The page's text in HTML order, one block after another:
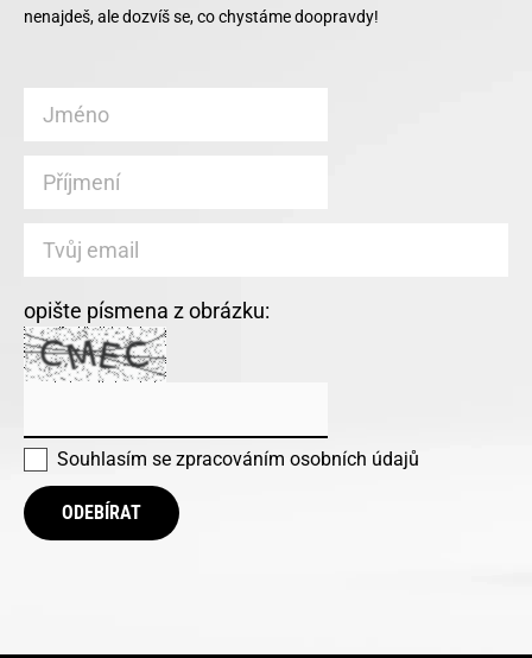
nenajdeš, ale dozvíš se, co chystáme doopravdy!
opište písmena z obrázku:
Souhlasím se zpracováním osobních údajů
ODEBÍRAT